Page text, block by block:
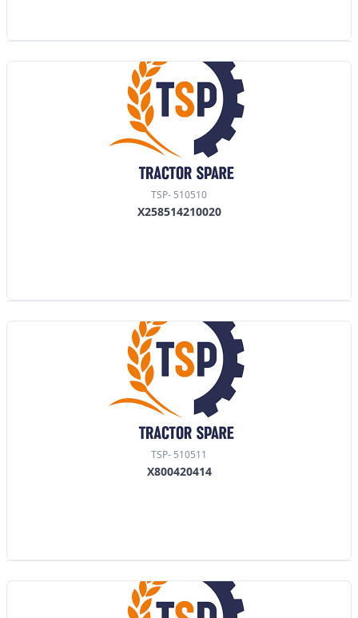
TSP- 510510
X258514210020
TSP- 510511
X800420414